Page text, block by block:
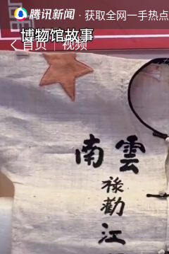
· 获取全网一手热点
首页 视频